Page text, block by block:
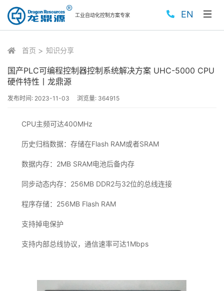
工业自动化控制方案专家 EN
首页 知识分享
国产PLC可编程控制器控制系统解决方案 UHC-5000 CPU
硬件特性丨龙鼎源
发布时间: 2023-11-03 浏览量: 364915
CPU主频可达400MHz
历史归档数据：存储在Flash RAM或者SRAM
数据内存：2MB SRAM电池后备内存
同步动态内存：256MB DDR2与32位的总线连接
程序存储：256MB Flash RAM
支持掉电保护
支持内部总线协议，通信速率可达1Mbps